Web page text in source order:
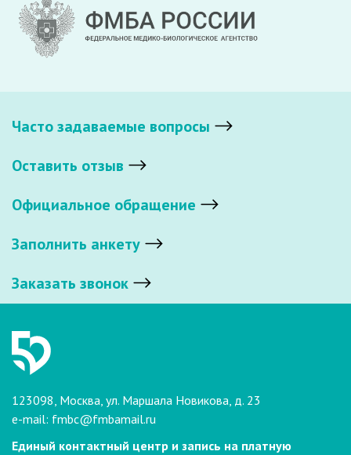
Часто задаваемые вопросы
Оставить отзыв
Официальное обращение
Заполнить анкету
Заказать звонок
123098, Москва, ул. Маршала Новикова, д. 23
e-mail: fmbc@fmbamail.ru
Единый контактный центр и запись на платную